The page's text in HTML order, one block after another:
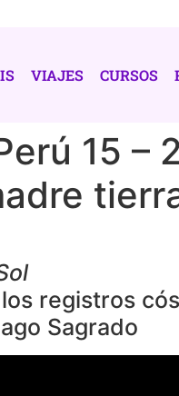
VIAJES CURSOS
15 –
registros
Sagrado